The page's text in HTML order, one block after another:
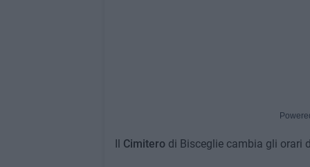
Il Cimitero di Bisceglie cambia gli orari